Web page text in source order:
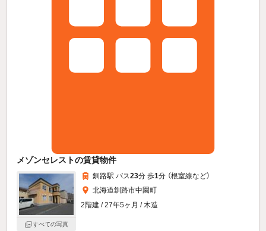
メゾンセレストの賃貸物件
すべての写真
釧路駅 バス23分 歩1分 （根室線など）
北海道釧路市中園町
2階建 / 27年5ヶ月 / 木造